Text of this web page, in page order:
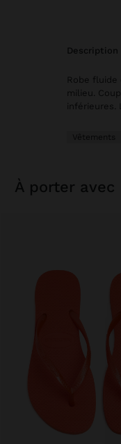
description
Robe
milieu.
inférieures.
Vêtements
à porter avec